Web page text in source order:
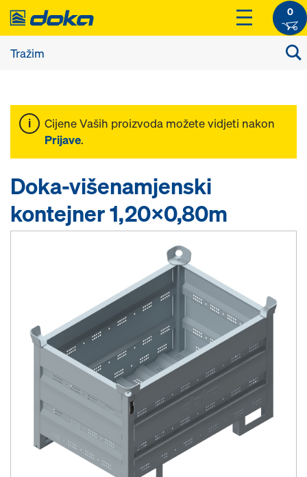
0
Cijene Vaših proizvoda možete vidjeti nakon
Prijave.
Doka-višenamjenski
kontejner 1,20x0,80m